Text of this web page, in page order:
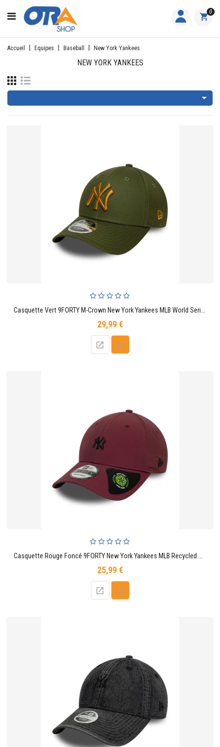
CATÉGORIE
ACCUEIL
FEMME
0
Accueil Equipes Baseball New York Yankees
NEW YORK YANKEES

Casquette Vert 9FORTY M-Crown New York Yankees MLB World Series Patch
29,99 €Prix
Casquette Rouge Foncé 9FORTY New York Yankees MLB Recycled Mini
25,99 €Prix